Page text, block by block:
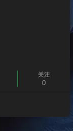
关注
0